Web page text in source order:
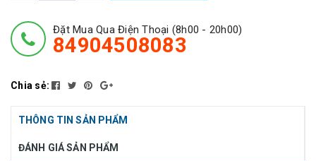
Đặt Mua Qua Điện Thoại (8h00 - 20h00)
84904508083
Chia sẻ:
THÔNG TIN SẢN PHẨM
ĐÁNH GIÁ SẢN PHẨM